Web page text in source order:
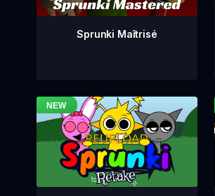
Sprunki Maîtrisé